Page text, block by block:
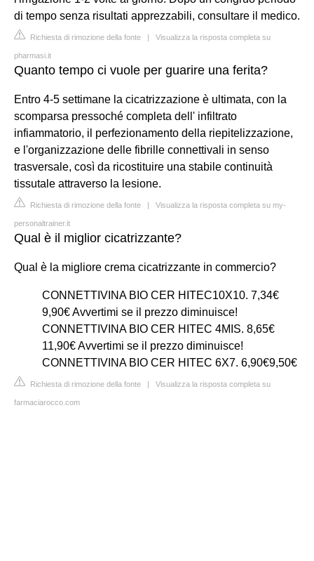
di tempo senza risultati apprezzabili, consultare il medico.
Richiesta di rimozione della fonte | Visualizza la risposta completa su
pharmasi.it
Quanto tempo ci vuole per guarire una ferita?
Entro 4-5 settimane la cicatrizzazione è ultimata, con la
scomparsa pressoché completa dell' infiltrato
infiammatorio, il perfezionamento della riepitelizzazione,
e l'organizzazione delle fibrille connettivali in senso
trasversale, così da ricostituire una stabile continuità
tissutale attraverso la lesione.
Richiesta di rimozione della fonte | Visualizza la risposta completa su my-
personaltrainer.it
Qual è il miglior cicatrizzante?
Qual è la migliore crema cicatrizzante in commercio?
CONNETTIVINA BIO CER HITEC10X10. 7,34€
9,90€ Avvertimi se il prezzo diminuisce!
CONNETTIVINA BIO CER HITEC 4MIS. 8,65€
11,90€ Avvertimi se il prezzo diminuisce!
CONNETTIVINA BIO CER HITEC 6X7. 6,90€9,50€
Richiesta di rimozione della fonte | Visualizza la risposta completa su
farmaciarocco.com